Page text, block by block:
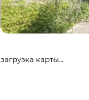
загрузка карты...